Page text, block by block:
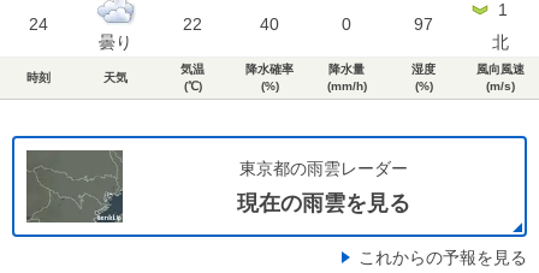
24
曇り
22 40 0 97
1
北
時刻 天気
気温
(℃)
降水確率
(%)
降水量
(mm/h)
湿度
(%)
風向風速
(m/s)
東京都の雨雲レーダー
現在の雨雲を見る
これからの予報を見る